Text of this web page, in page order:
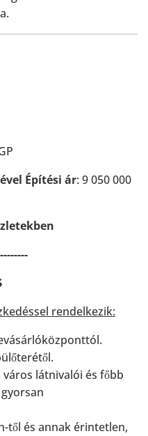
Építési ár: 9 050 000
rendelkezik:
látnivalói és főbb
től és annak érintetlen,